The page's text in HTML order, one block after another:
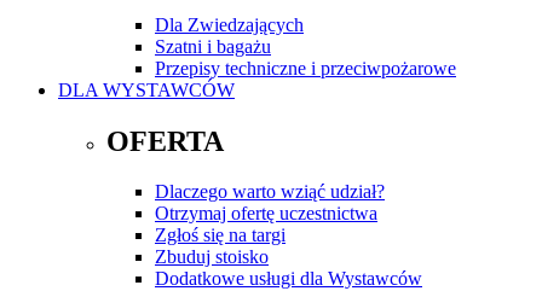
Dla Zwiedzających
Szatni i bagażu
Przepisy techniczne i przeciwpożarowe
DLA WYSTAWCÓW
OFERTA
Dlaczego warto wziąć udział?
Otrzymaj ofertę uczestnictwa
Zgłoś się na targi
Zbuduj stoisko
Dodatkowe usługi dla Wystawców